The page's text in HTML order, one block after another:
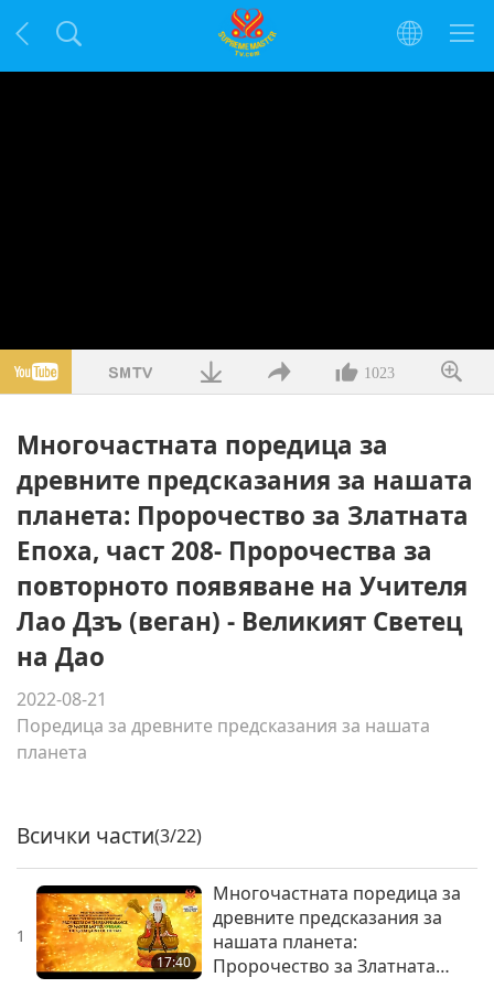
1023
Многочастната поредица за
древните предсказания за нашата
планета: Пророчество за Златната
Епоха, част 208- Пророчества за
повторното появяване на Учителя
Лао Дзъ (веган) - Великият Светец
на Дао
2022-08-21
Поредица за древните предсказания за нашата
планета
Всички части(3/22)
1
17:40
Многочастната поредица за
древните предсказания за
нашата планета:
Пророчество за Златната